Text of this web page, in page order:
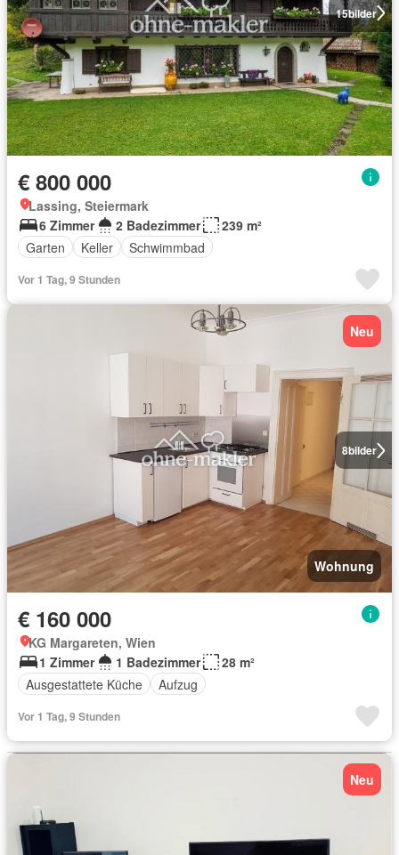
15bilder
€ 800 000
Lassing, Steiermark
6 Zimmer
2 Badezimmer
239 m²
Garten
Keller Schwimmbad
Vor 1 Tag, 9 Stunden
8bilder
Neu
Wohnung
€ 160 000
KG Margareten, Wien
1 Zimmer
1 Badezimmer
28 m²
Ausgestattete Küche
Aufzug
Vor 1 Tag, 9 Stunden
Neu